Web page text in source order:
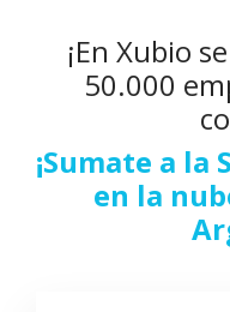
¡En Xubio
50.000
¡Sumate a la
en la